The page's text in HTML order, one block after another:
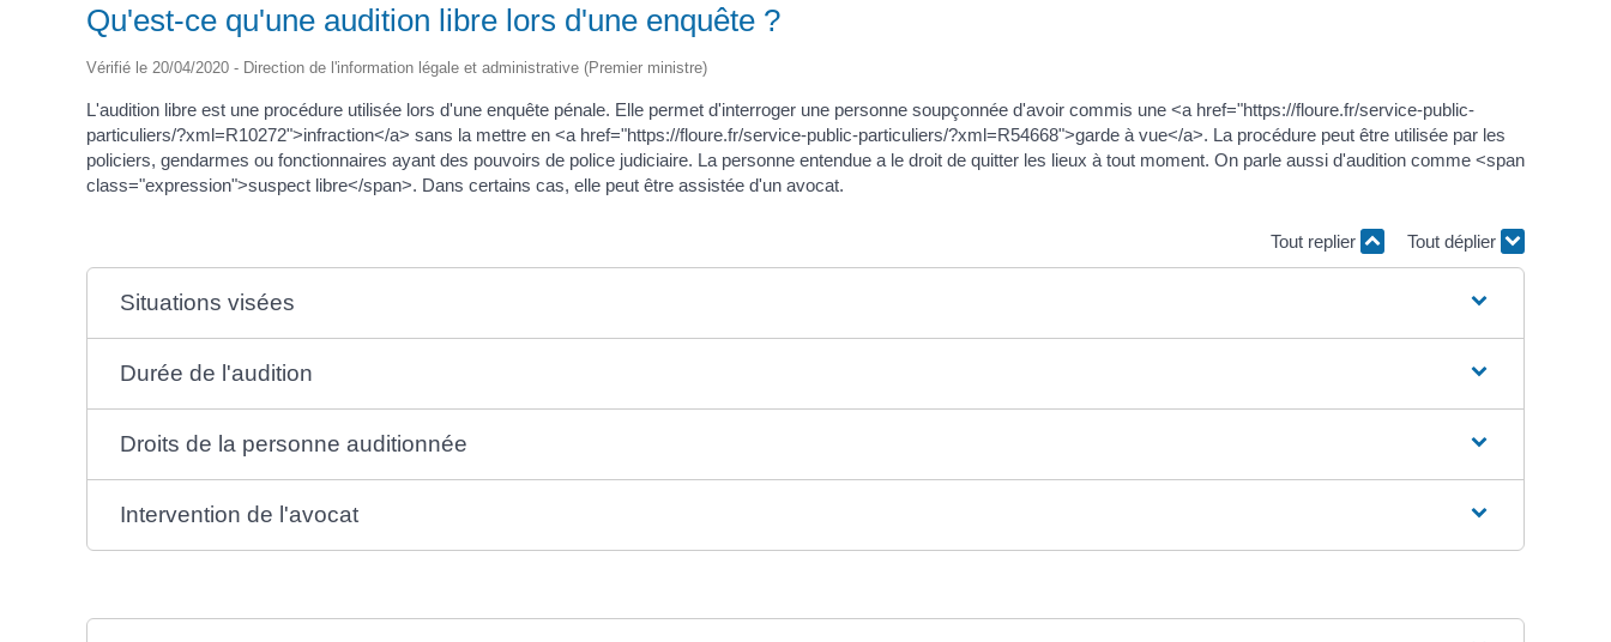
Qu'est-ce qu'une audition libre lors d'une enquête ?
Vérifié le 20/04/2020 - Direction de l'information légale et administrative (Premier ministre)
L'audition libre est une procédure utilisée lors d'une enquête pénale. Elle permet d'interroger une personne soupçonnée d'avoir commis une <a href="https://floure.fr/service-public-
particuliers/?xml=R10272">infraction</a> sans la mettre en <a href="https://floure.fr/service-public-particuliers/?xml=R54668">garde à vue</a>. La procédure peut être utilisée par les
policiers, gendarmes ou fonctionnaires ayant des pouvoirs de police judiciaire. La personne entendue a le droit de quitter les lieux à tout moment. On parle aussi d'audition comme <span
class="expression">suspect libre</span>. Dans certains cas, elle peut être assistée d'un avocat.
Tout replier Tout déplier
Situations visées
Durée de l'audition
Droits de la personne auditionnée
Intervention de l'avocat